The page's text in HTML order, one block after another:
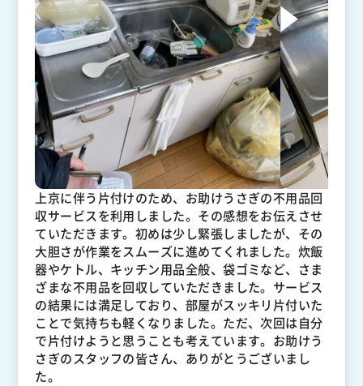
上京に伴う片付けのため、お助けうさぎの不用品回
収サービスを利用しました。その感想をお伝えさせ
ていただきます。初めは少し緊張しましたが、その
大胆さが作業をスムーズに進めてくれました。炊飯
器やケトル、キッチン用品全般、袋ゴミなど、さま
ざまな不用品を回収していただきました。サービス
の結果には満足しており、部屋がスッキリ片付いた
ことで気持ちも軽くなりました。ただ、次回は自分
で片付けようと思うことも考えています。お助けう
さぎのスタッフの皆さん、ありがとうございまし
た。